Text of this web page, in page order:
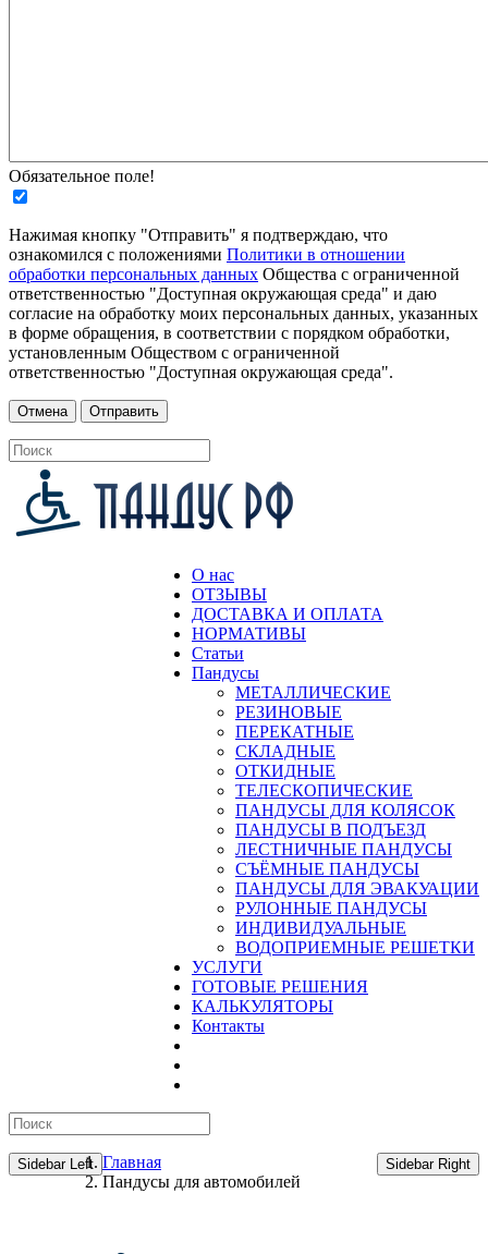
Обязательное поле!
Нажимая кнопку "Отправить" я подтверждаю, что
ознакомился с положениями Политики в отношении
обработки персональных данных Общества с ограниченной
ответственностью "Доступная окружающая среда" и даю
согласие на обработку моих персональных данных, указанных
в форме обращения, в соответствии с порядком обработки,
установленным Обществом с ограниченной
ответственностью "Доступная окружающая среда".
О нас
ОТЗЫВЫ
ДОСТАВКА И ОПЛАТА
НОРМАТИВЫ
Статьи
Пандусы
МЕТАЛЛИЧЕСКИЕ
РЕЗИНОВЫЕ
ПЕРЕКАТНЫЕ
СКЛАДНЫЕ
ОТКИДНЫЕ
ТЕЛЕСКОПИЧЕСКИЕ
ПАНДУСЫ ДЛЯ КОЛЯСОК
ПАНДУСЫ В ПОДЪЕЗД
ЛЕСТНИЧНЫЕ ПАНДУСЫ
CЪЁМНЫЕ ПАНДУСЫ
ПАНДУСЫ ДЛЯ ЭВАКУАЦИИ
РУЛОННЫЕ ПАНДУСЫ
ИНДИВИДУАЛЬНЫЕ
ВОДОПРИЕМНЫЕ РЕШЕТКИ
УСЛУГИ
ГОТОВЫЕ РЕШЕНИЯ
КАЛЬКУЛЯТОРЫ
Контакты
Sidebar Left Sidebar Right
Главная
Пандусы для автомобилей